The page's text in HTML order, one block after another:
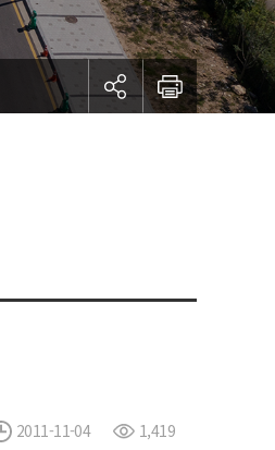
2011-11-04 1,419